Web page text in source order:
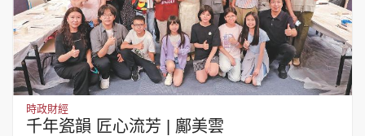
時政財經
千年瓷韻 匠心流芳 | 鄺美雲